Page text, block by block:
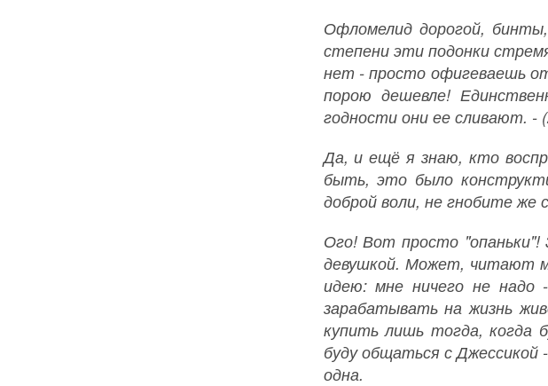
Офломелид дорогой,
степени эти подонки
нет - просто офигеваешь
порою дешевле!
годности они ее сливают. -
Да, и ещё я знаю, кто
быть, это было
доброй воли, не гнобите же
Ого! Вот просто
девушкой. Может, читают
идею: мне ничего не надо
зарабатывать на жизнь
купить лишь тогда, когда
буду общаться с
одна.